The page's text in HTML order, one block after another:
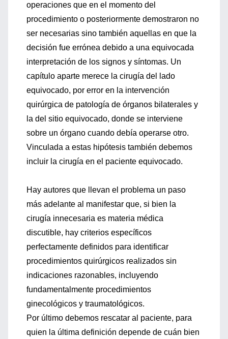
operaciones que en el momento del
procedimiento o posteriormente demostraron no
ser necesarias sino también aquellas en que la
decisión fue errónea debido a una equivocada
interpretación de los signos y síntomas. Un
capítulo aparte merece la cirugía del lado
equivocado, por error en la intervención
quirúrgica de patología de órganos bilaterales y
la del sitio equivocado, donde se interviene
sobre un órgano cuando debía operarse otro.
Vinculada a estas hipótesis también debemos
incluir la cirugía en el paciente equivocado.
Hay autores que llevan el problema un paso
más adelante al manifestar que, si bien la
cirugía innecesaria es materia médica
discutible, hay criterios específicos
perfectamente definidos para identificar
procedimientos quirúrgicos realizados sin
indicaciones razonables, incluyendo
fundamentalmente procedimientos
ginecológicos y traumatológicos.
Por último debemos rescatar al paciente, para
quien la última definición depende de cuán bien